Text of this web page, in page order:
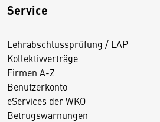
Service
Lehrabschlussprüfung / LAP
Kollektivverträge
Firmen A-Z
Benutzerkonto
eServices der WKO
Betrugswarnungen